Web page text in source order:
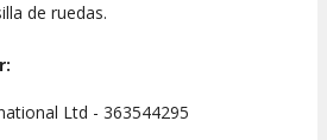
de ruedas.
Ltd - 363544295